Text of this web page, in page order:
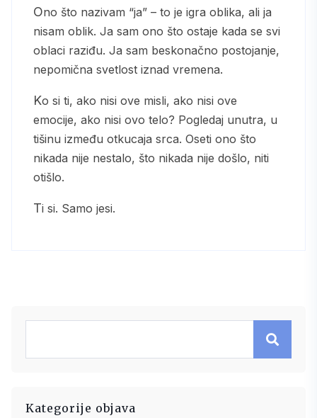
Ono što nazivam “ja” – to je igra oblika, ali ja
nisam oblik. Ja sam ono što ostaje kada se svi
oblaci raziđu. Ja sam beskonačno postojanje,
nepomična svetlost iznad vremena.
Ko si ti, ako nisi ove misli, ako nisi ove
emocije, ako nisi ovo telo? Pogledaj unutra, u
tišinu između otkucaja srca. Oseti ono što
nikada nije nestalo, što nikada nije došlo, niti
otišlo.
Ti si. Samo jesi.
Kategorije objava